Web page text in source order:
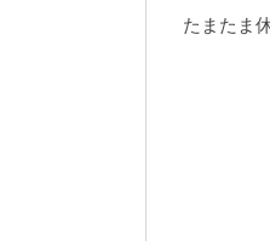
たまたま